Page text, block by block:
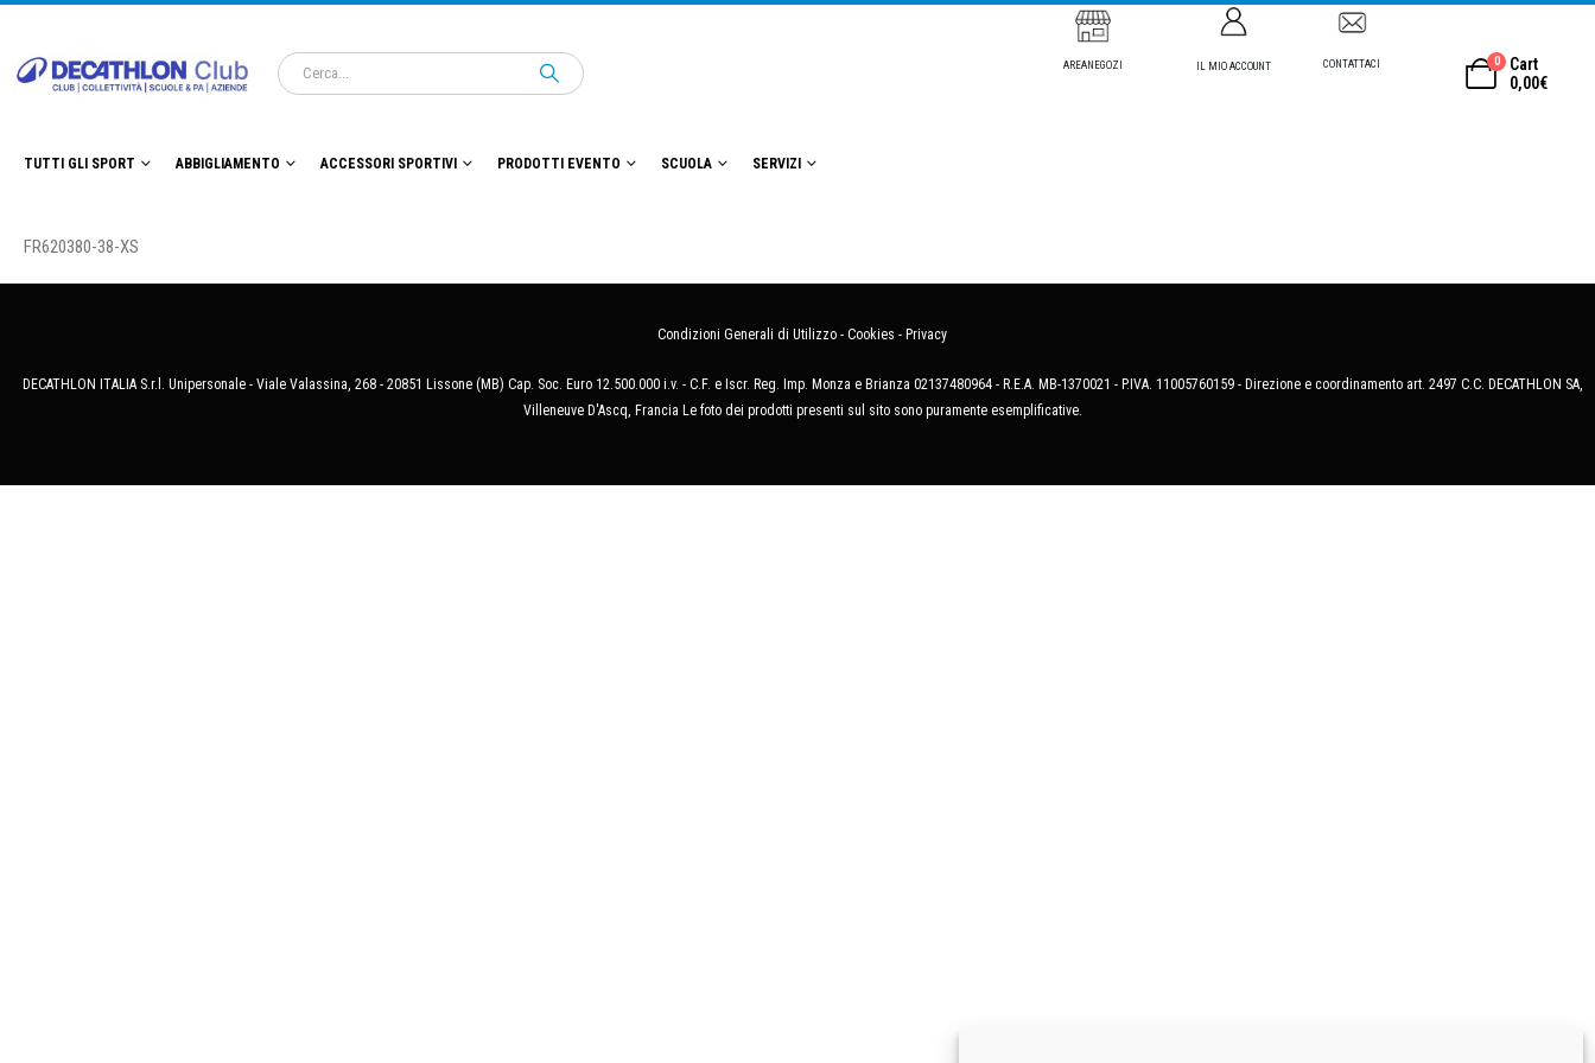
AREANEGOZI IL MIO ACCOUNT CONTATTACI 0
Cart
0,00€
TUTTI GLI SPORT ABBIGLIAMENTO ACCESSORI SPORTIVI PRODOTTI EVENTO SCUOLA SERVIZI
FR620380-38-XS
Condizioni Generali di Utilizzo - Cookies - Privacy
DECATHLON ITALIA S.r.l. Unipersonale - Viale Valassina, 268 - 20851 Lissone (MB) Cap. Soc. Euro 12.500.000 i.v. - C.F. e Iscr. Reg. Imp. Monza e Brianza 02137480964 - R.E.A. MB-1370021 - P.IVA. 11005760159 - Direzione e coordinamento art. 2497 C.C. DECATHLON SA,
Villeneuve D'Ascq, Francia Le foto dei prodotti presenti sul sito sono puramente esemplificative.